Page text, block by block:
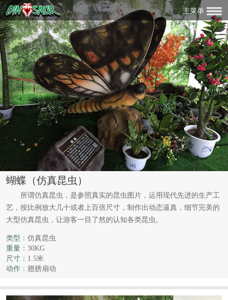
主菜单
蝴蝶（仿真昆虫）
所谓仿真昆虫，是参照真实的昆虫图片，运用现代先进的生产工
艺，按比例放大几十或者上百倍尺寸，制作出动态逼真，细节完美的
大型仿真昆虫，让游客一目了然的认知各类昆虫。
类型： 仿真昆虫
重量： 30KG
尺寸： 1.5米
动作： 翅膀扇动